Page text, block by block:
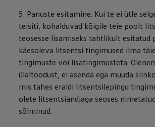
5. Panuste esitamine. Kui te ei ütle
teisiti, kohalduvad kõigile teie poolt
teosesse lisamiseks tahtlikult esitatud
käesoleva litsentsi tingimused ilma
tingimuste või lisatingimusteta.
ülaltoodust, ei asenda ega muuda
mis tahes eraldi litsentsilepingu
olete litsentsiandjaga seoses
sõlminud.